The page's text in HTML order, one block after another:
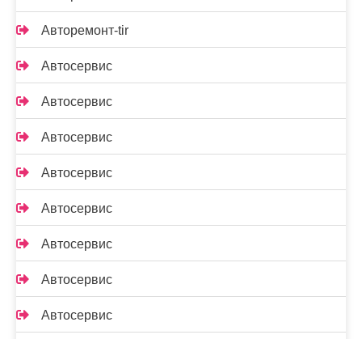
Авторемонт-tir
Автосервис
Автосервис
Автосервис
Автосервис
Автосервис
Автосервис
Автосервис
Автосервис